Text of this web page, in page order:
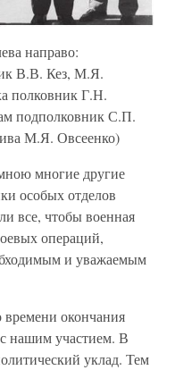
направо:
В.В. Кез, М.Я.
полковник Г.Н.
подполковник С.П.
М.Я. Овсеенко)
многие другие
особых отделов
все, чтобы военная
операций,
и уважаемым
времени окончания
нашим участием. В
уклад. Тем